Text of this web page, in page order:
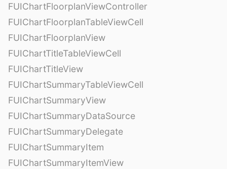
FUIChartFloorplanViewController
FUIChartFloorplanTableViewCell
FUIChartFloorplanView
FUIChartTitleTableViewCell
FUIChartTitleView
FUIChartSummaryTableViewCell
FUIChartSummaryView
FUIChartSummaryDataSource
FUIChartSummaryDelegate
FUIChartSummaryItem
FUIChartSummaryItemView